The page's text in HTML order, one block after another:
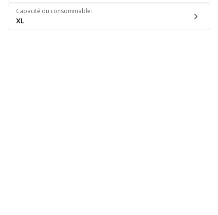
Capacité du consommable:
XL